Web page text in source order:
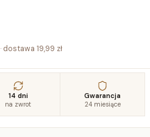
· dostawa 19,99 zł
14 dni
na zwrot
Gwarancja
24 miesiące